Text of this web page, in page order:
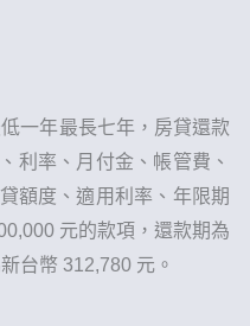
一年最長七年，房貸還款
利率、月付金、帳管費、
額度、適用利率、年限期
元的款項，還款期為
台幣 312,780 元。